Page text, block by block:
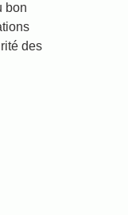
bon
des